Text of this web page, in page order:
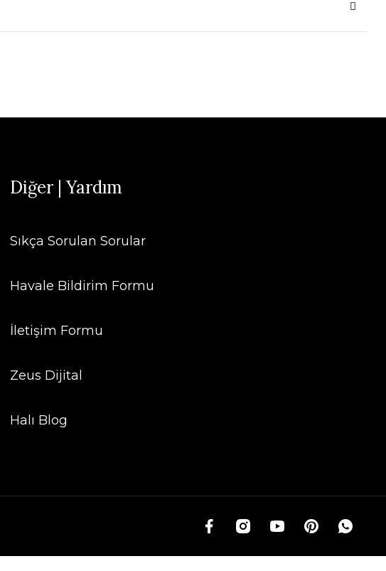
Diğer | Yardım
Sıkça Sorulan Sorular
Havale Bildirim Formu
İletişim Formu
Zeus Dijital
Halı Blog